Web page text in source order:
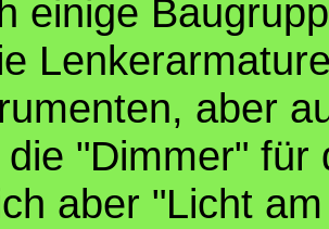
einige
aber
die "Dimmer" für
aber "Licht